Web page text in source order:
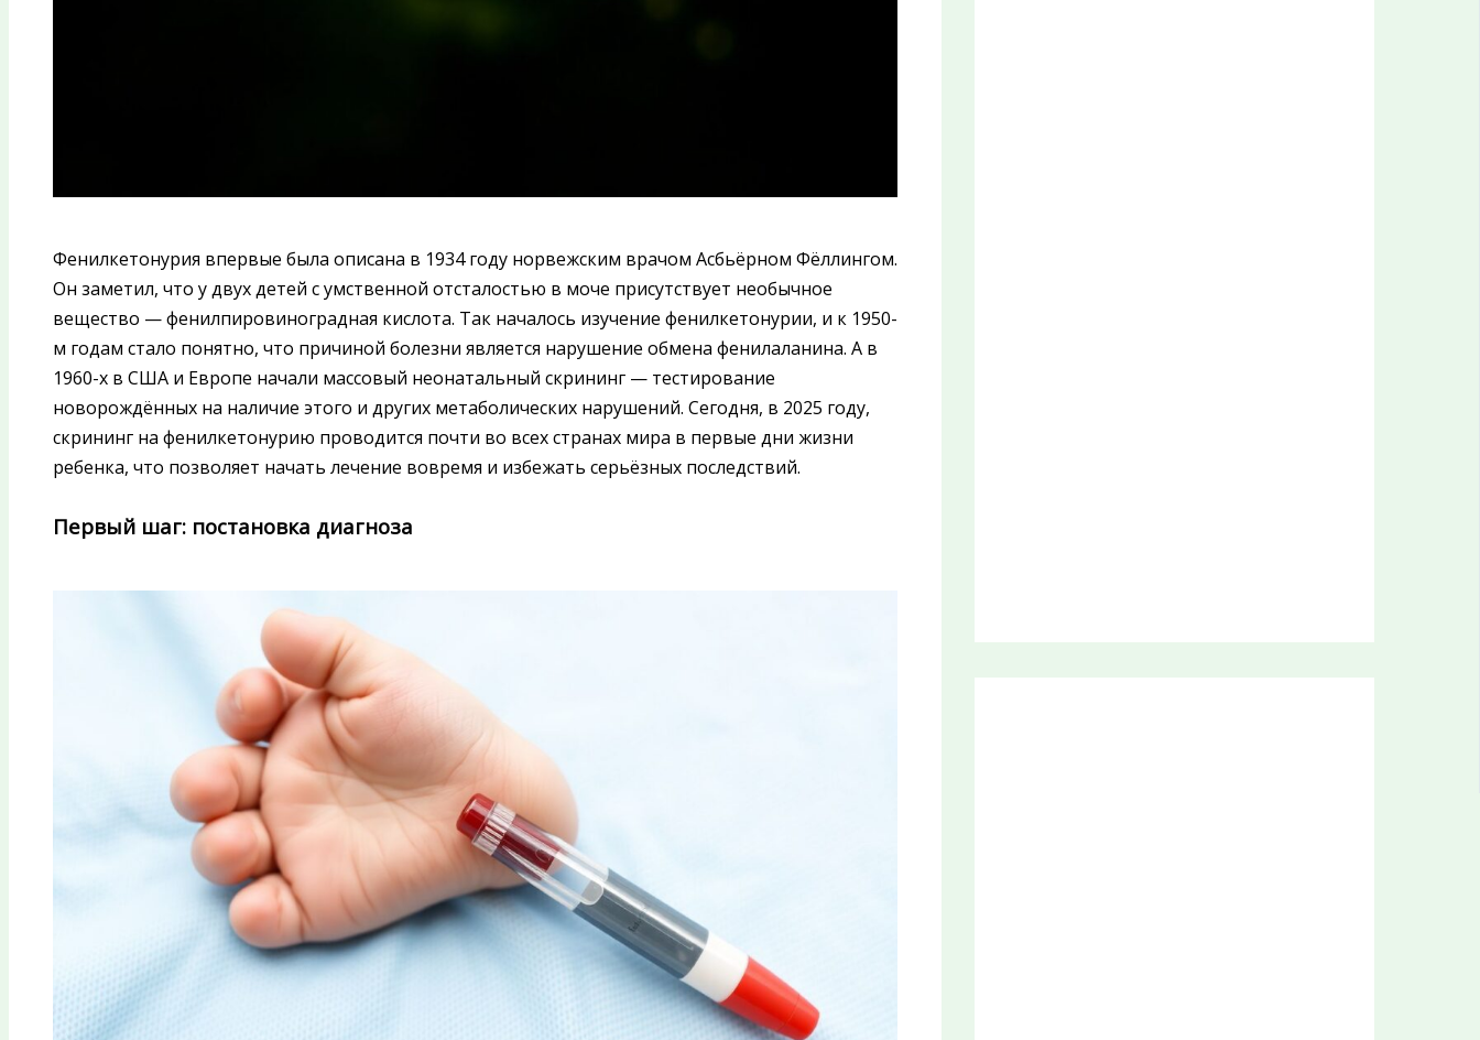
Фенилкетонурия впервые была описана в 1934 году норвежским врачом Асбьёрном Фёллингом.
Он заметил, что у двух детей с умственной отсталостью в моче присутствует необычное
вещество — фенилпировиноградная кислота. Так началось изучение фенилкетонурии, и к 1950-
м годам стало понятно, что причиной болезни является нарушение обмена фенилаланина. А в
1960-х в США и Европе начали массовый неонатальный скрининг — тестирование
новорождённых на наличие этого и других метаболических нарушений. Сегодня, в 2025 году,
скрининг на фенилкетонурию проводится почти во всех странах мира в первые дни жизни
ребенка, что позволяет начать лечение вовремя и избежать серьёзных последствий.
Первый шаг: постановка диагноза